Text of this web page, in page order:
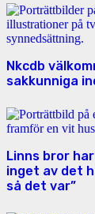
Nkcdb
sakkunniga
Linns bror
inget av det
så det var”